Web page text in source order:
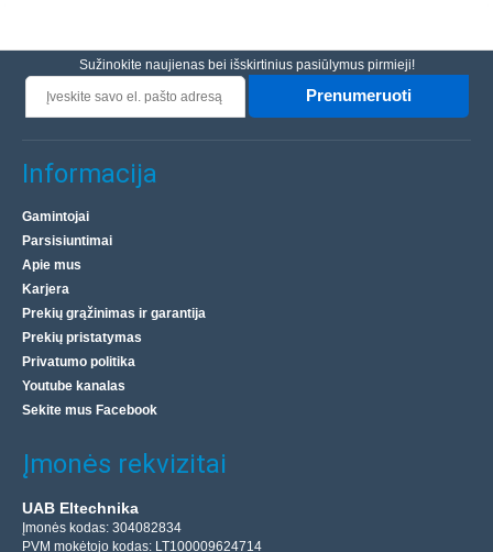
Sužinokite naujienas bei išskirtinius pasiūlymus pirmieji!
Prenumeruoti
Informacija
Gamintojai
Parsisiuntimai
Apie mus
Karjera
Prekių grąžinimas ir garantija
Prekių pristatymas
Privatumo politika
Youtube kanalas
Sekite mus Facebook
Įmonės rekvizitai
UAB Eltechnika
Įmonės kodas: 304082834
PVM mokėtojo kodas: LT100009624714